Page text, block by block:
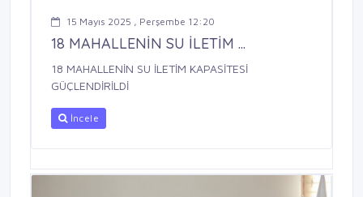
15 Mayıs 2025 , Perşembe 12:20
18 MAHALLENİN SU İLETİM ...
18 MAHALLENİN SU İLETİM KAPASİTESİ
GÜÇLENDİRİLDİ
İncele